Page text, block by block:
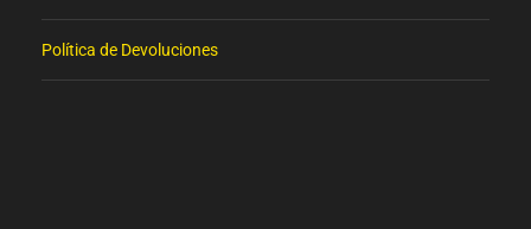
Política de Devoluciones